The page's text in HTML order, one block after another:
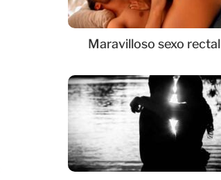
Maravilloso sexo rectal